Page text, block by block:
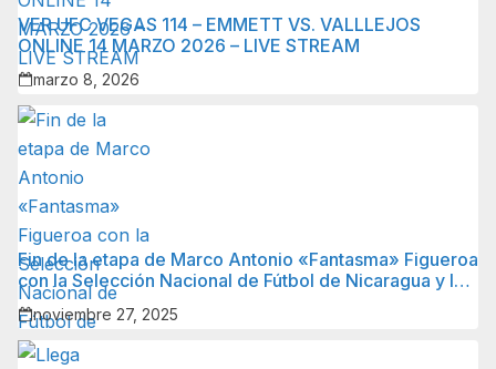
VER UFC VEGAS 114 – EMMETT VS. VALLLEJOS
ONLINE 14 MARZO 2026 – LIVE STREAM
marzo 8, 2026
Fin de la etapa de Marco Antonio «Fantasma» Figueroa
con la Selección Nacional de Fútbol de Nicaragua y lo
que sigue para él.
noviembre 27, 2025